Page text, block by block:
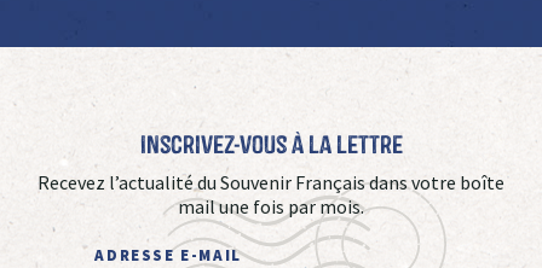
Inscrivez-vous à La Lettre
Recevez l’actualité du Souvenir Français dans votre boîte
mail une fois par mois.
ADRESSE E-MAIL